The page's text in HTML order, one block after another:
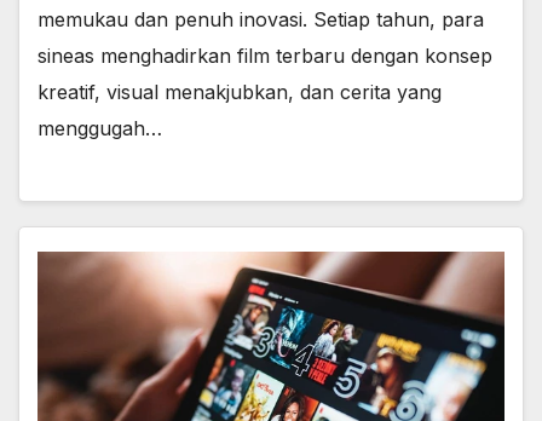
memukau dan penuh inovasi. Setiap tahun, para
sineas menghadirkan film terbaru dengan konsep
kreatif, visual menakjubkan, dan cerita yang
menggugah…